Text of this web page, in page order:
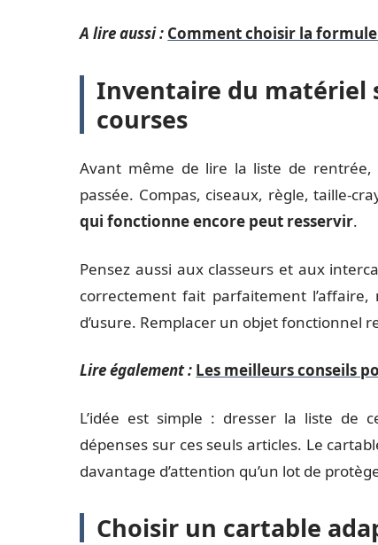
A lire aussi : Comment choisir la
Inventaire du matériel
courses
Avant même de lire la liste de rentrée,
passée. Compas, ciseaux, règle, taille-
qui fonctionne encore peut resservir.
Pensez aussi aux classeurs et aux
correctement fait parfaitement
d’usure. Remplacer un objet fonctionnel
Lire également : Les meilleurs conseils
L’idée est simple : dresser la liste de
dépenses sur ces seuls articles. Le
davantage d’attention qu’un lot de
Choisir un cartable